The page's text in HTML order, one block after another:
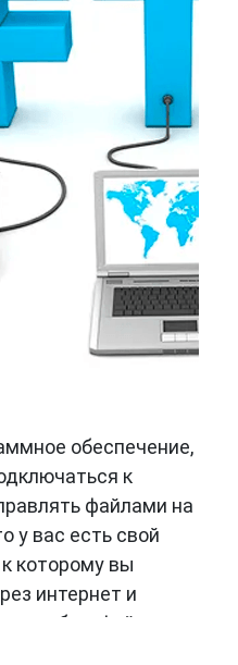
обеспечение,
к
файлами на
у вас есть свой
которому вы
интернет и
любые файлы.
предоставляет